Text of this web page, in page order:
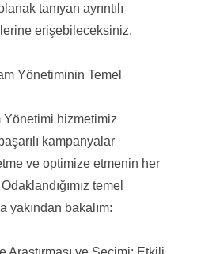
tanıyan ayrıntılı
erişebileceksiniz.
Yönetiminin Temel
hizmetimiz
kampanyalar
ve optimize etmenin her
temel
yakından bakalım: